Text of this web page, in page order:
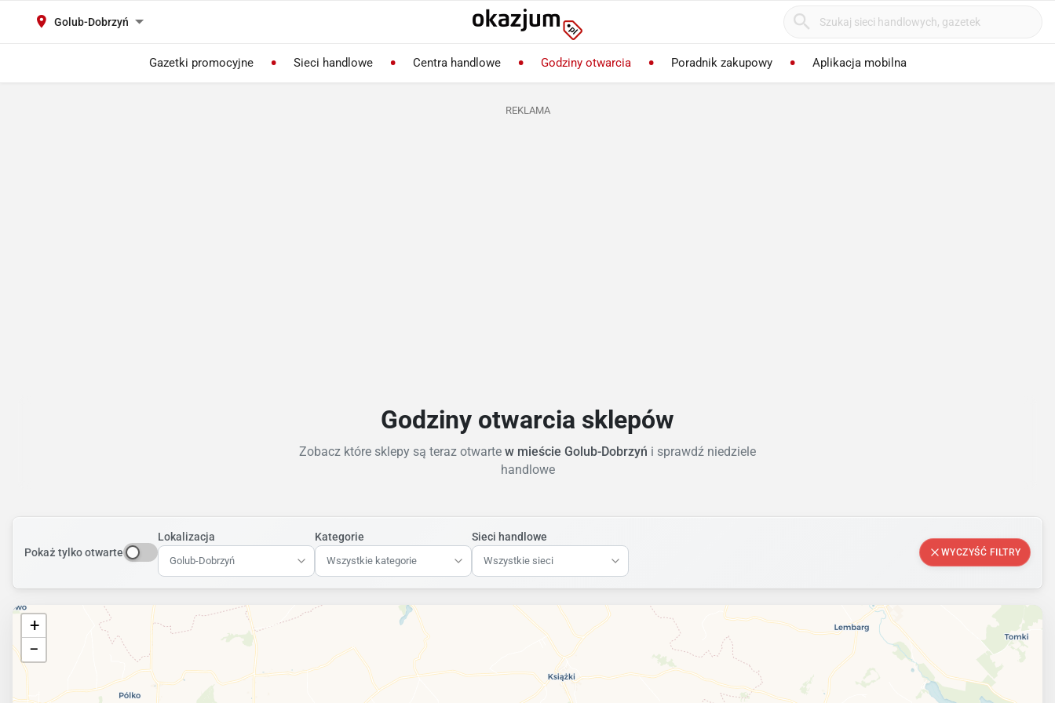
Golub-Dobrzyń
Gazetki promocyjne Sieci handlowe Centra handlowe Godziny otwarcia Poradnik zakupowy Aplikacja mobilna
REKLAMA
Godziny otwarcia sklepów
Zobacz które sklepy są teraz otwarte w mieście Golub-Dobrzyń i sprawdź niedziele
handlowe
Pokaż tylko otwarte
Lokalizacja
Golub-Dobrzyń
Kategorie
Wszystkie kategorie
Sieci handlowe
Wszystkie sieci
WYCZYŚĆ FILTRY
+
−